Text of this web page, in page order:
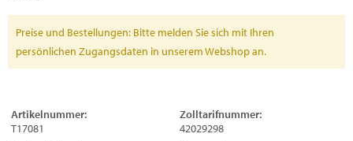
Preise und Bestellungen: Bitte melden Sie sich mit Ihren
persönlichen Zugangsdaten in unserem Webshop an.
Artikelnummer:
T17081
Zolltarifnummer:
42029298